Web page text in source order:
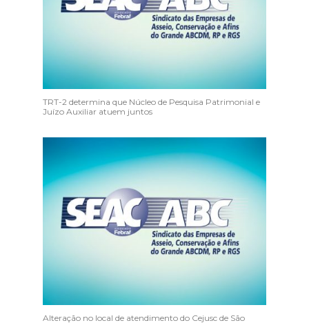
TRT-2 determina que Núcleo de Pesquisa Patrimonial e
Juízo Auxiliar atuem juntos
Alteração no local de atendimento do Cejusc de São